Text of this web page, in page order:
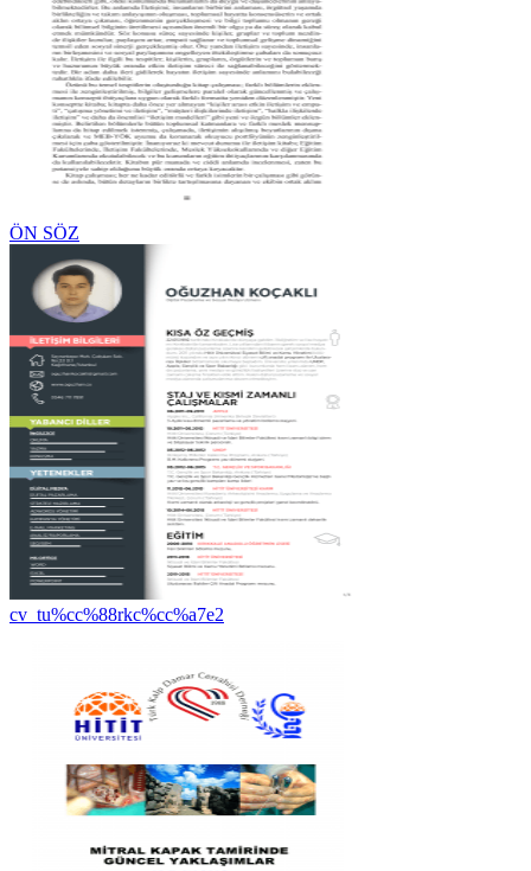
ÖN SÖZ
cv_tu%cc%88rkc%cc%a7e2